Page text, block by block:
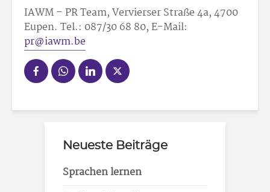
IAWM – PR Team, Vervierser Straße 4a, 4700
Eupen. Tel.: 087/30 68 80, E-Mail:
pr@iawm.be
Neueste Beiträge
Sprachen lernen